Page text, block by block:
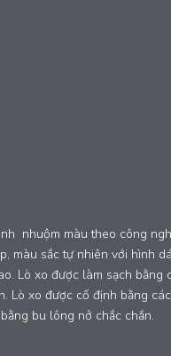
nhuộm màu theo công
màu sắc tự nhiên với hình
Lò xo được làm sạch
xo được cố định bằng
bu lông nở chắc chắn.